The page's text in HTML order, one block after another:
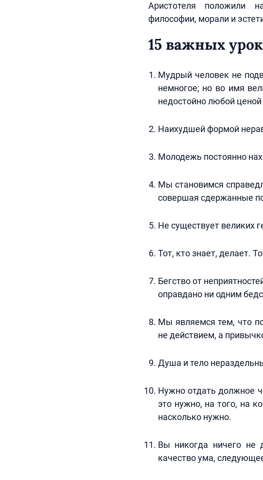
Аристотеля положили
философии, морали и
15 важных
Мудрый человек не
немногое; но во имя
недостойно любой
Наихудшей формой
Молодежь постоянно
Мы становимся
совершая сдержанные
Не существует великих
Тот, кто знает, делает.
Бегство от
оправдано ни одним
Мы являемся тем, что
не действием, а
Душа и тело
Нужно отдать должное
это нужно, на того, на
насколько нужно.
Вы никогда ничего не
качество ума,